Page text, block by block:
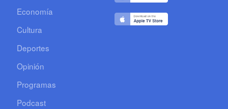
Economía
Cultura
Deportes
Opinión
Programas
Podcast